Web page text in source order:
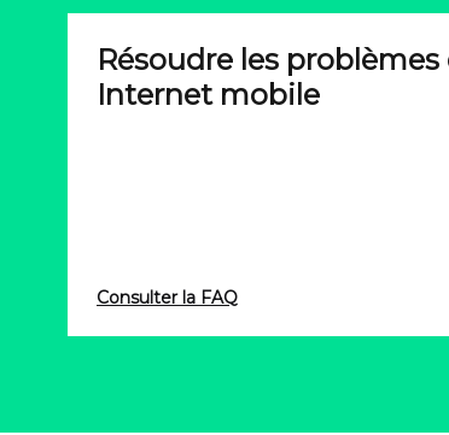
Résoudre les problèmes
Internet mobile
Consulter la FAQ